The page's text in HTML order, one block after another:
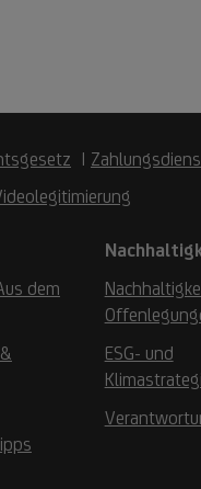
dem
ESG- und